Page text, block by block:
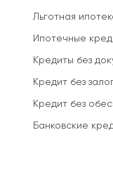
Льготная
Ипотечные
Кредиты без
Кредит без
Кредит без
Банковские